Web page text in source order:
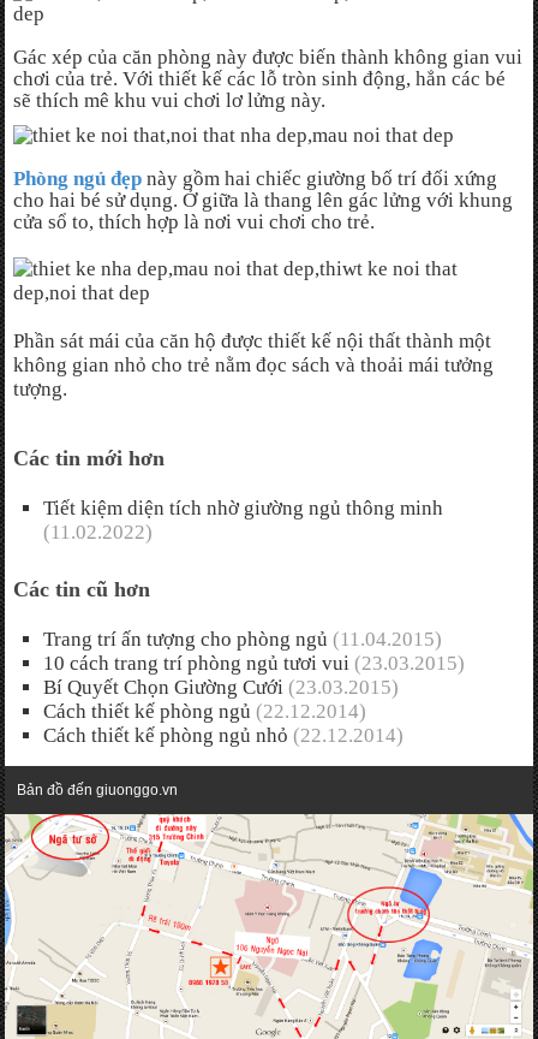
Gác xép của căn phòng này được biến thành không gian vui
chơi của trẻ. Với thiết kế các lỗ tròn sinh động, hẳn các bé
sẽ thích mê khu vui chơi lơ lửng này.
Phòng ngủ đẹp này gồm hai chiếc giường bố trí đối xứng
cho hai bé sử dụng. Ở giữa là thang lên gác lửng với khung
cửa sổ to, thích hợp là nơi vui chơi cho trẻ.
Phần sát mái của căn hộ được thiết kế nội thất thành một
không gian nhỏ cho trẻ nằm đọc sách và thoải mái tưởng
tượng.
Các tin mới hơn
Tiết kiệm diện tích nhờ giường ngủ thông minh
(11.02.2022)
Các tin cũ hơn
Trang trí ấn tượng cho phòng ngủ (11.04.2015)
10 cách trang trí phòng ngủ tươi vui (23.03.2015)
Bí Quyết Chọn Giường Cưới (23.03.2015)
Cách thiết kế phòng ngủ (22.12.2014)
Cách thiết kế phòng ngủ nhỏ (22.12.2014)
Bản đồ đến giuonggo.vn